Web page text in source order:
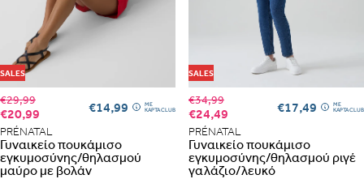
SALES
€29,99
€20,99 €14,99 ME
ΚΑΡΤΑ CLUB
PRÉNATAL
Γυναικείο πουκάμισο
εγκυμοσύνης/θηλασμού
μαύρο με βολάν
SALES
€34,99
€24,49 €17,49 ME
ΚΑΡΤΑ CLUB
PRÉNATAL
Γυναικείο πουκάμισο
εγκυμοσύνης/θηλασμού ριγέ
γαλάζιο/λευκό
Με την προσφορά
θα λάβεις δωρεάν το είδος με τη
χαμηλότερη τιμή αν αγοράσεις τουλάχιστον
κερδίζεις έκπτωση
στο καλάθι, αν
με την ειδική σήμανση.
ΠΗΓΑΙΝΕ ΣΤΟ ΚΑΛΑΘΙ()